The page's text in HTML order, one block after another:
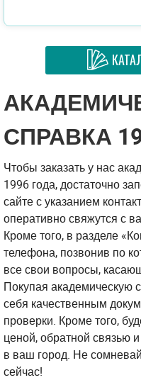
СПРАВКА
Чтобы заказать у нас
1996 года, достаточно
сайте с указанием
оперативно свяжутся с
Кроме того, в разделе
телефона, позвонив по
все свои вопросы,
Покупая академическую
себя качественным
проверки. Кроме того,
ценой, обратной связью
в ваш город. Не
сейчас!